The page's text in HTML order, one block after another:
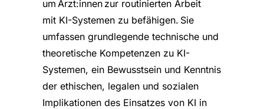
um Ärzt:innen zur routinierten Arbeit
mit KI-Systemen zu befähigen. Sie
umfassen grundlegende technische und
theoretische Kompetenzen zu KI-
Systemen, ein Bewusstsein und Kenntnis
der ethischen, legalen und sozialen
Implikationen des Einsatzes von KI in